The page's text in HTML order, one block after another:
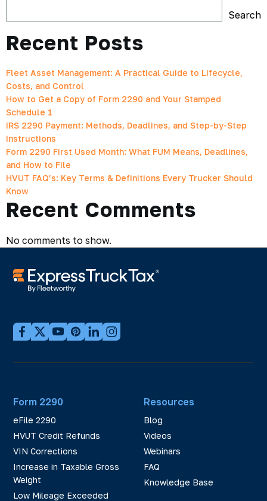
Search
Recent Posts
Fleet Asset Management: A Practical Guide to Lifecycle,
Costs, and Control
How to Get a Copy of Form 2290 and Your Stamped
Schedule 1
IRS 2290 Payment: Methods, Deadlines, and Step-by-Step
Instructions
Form 2290 First Used Month: What FUM Means, Deadlines,
and How to File
HVUT FAQ’s: Key Terms & Definitions Every Trucker Should
Know
Recent Comments
No comments to show.
Form 2290
eFile 2290
HVUT Credit Refunds
VIN Corrections
Increase in Taxable Gross
Weight
Low Mileage Exceeded
Resources
Blog
Videos
Webinars
FAQ
Knowledge Base